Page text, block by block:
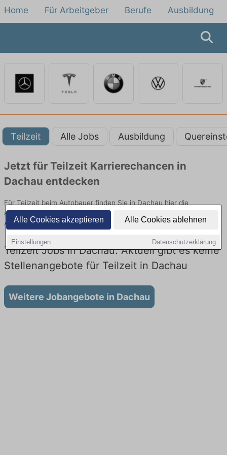
Alle Cookies akzeptieren Alle Cookies ablehnen
Einstellungen Datenschutzerklärung
Home Für Arbeitgeber Berufe Ausbildung
Teilzeit Alle Jobs Ausbildung
Jetzt für Teilzeit Karrierechancen in
Dachau entdecken
Für Teilzeit beim Autobauer finden Sie in Dachau hier die
aktuellsten Angebote. Entdecken Sie freie Optionen von Top-
Arbeitgebern und bewerben Sie sich noch heute.
Teilzeit Jobs in Dachau: Aktuell gibt es keine
Stellenangebote für Teilzeit in Dachau
Weitere Jobangebote in Dachau